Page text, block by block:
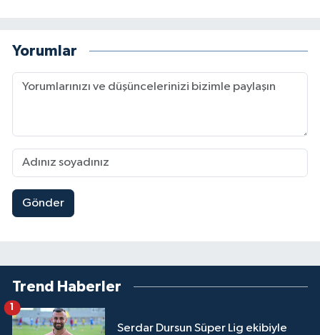
Yorumlar
Gönder
Trend Haberler
Serdar Dursun Süper Lig ekibiyle